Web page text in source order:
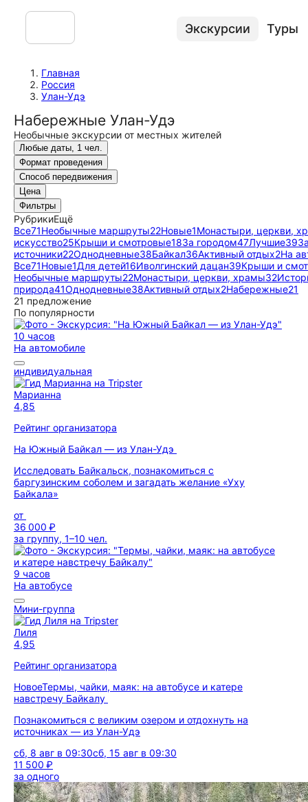
Экскурсии Туры
Главная
Россия
Улан-Удэ
Набережные Улан-Удэ
Необычные экскурсии от местных жителей
Любые даты, 1 чел.
Формат проведения
Способ передвижения
Цена
Фильтры
РубрикиЕщё
Все71Необычные маршруты22Новые1Монастыри, церкви,
искусство25Крыши и смотровые18За городом47Лучшие39
источники22Однодневные38Байкал36Активный отдых2На
Все71Новые1Для детей16Иволгинский дацан39Крыши и
Необычные маршруты22Монастыри, церкви, храмы32
природа41Однодневные38Активный отдых2Набережные21
21 предложение
По популярности
10 часов
На автомобиле
индивидуальная
Марианна
4,85
Рейтинг организатора
На Южный Байкал — из Улан-Удэ
Исследовать Байкальск, познакомиться с
баргузинским соболем и загадать желание «Уху
Байкала»
от
36 000 ₽
за группу, 1–10 чел.
9 часов
На автобусе
Мини-группа
Лиля
4,95
Рейтинг организатора
НовоеТермы, чайки, маяк: на автобусе и катере
навстречу Байкалу
Познакомиться с великим озером и отдохнуть на
источниках — из Улан-Удэ
сб, 8 авг в 09:30сб, 15 авг в 09:30
11 500 ₽
за одного